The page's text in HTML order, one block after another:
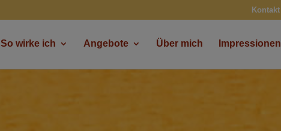
Kontakt
So wirke ich Angebote Über mich Impressionen